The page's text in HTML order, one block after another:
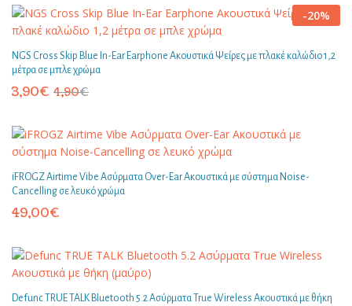
-20%
NGS Cross Skip Blue In-Ear Earphone Ακουστικά Ψείρες με πλακέ καλώδιο 1,2
μέτρα σε μπλε χρώμα
3,90€ 4,90€
iFROGZ Airtime Vibe Ασύρματα Over-Ear Ακουστικά με σύστημα Noise-
Cancelling σε λευκό χρώμα
49,00€
Defunc TRUE TALK Bluetooth 5.2 Ασύρματα True Wireless Ακουστικά με θήκη